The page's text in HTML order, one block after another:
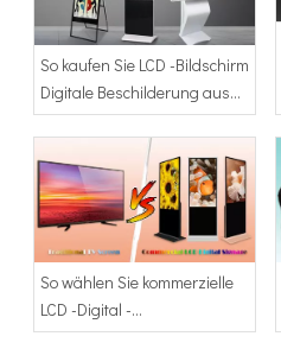
So kaufen Sie LCD -Bildschirm
Digitale Beschilderung aus
China
So wählen Sie kommerzielle
LCD -Digital -
Beschilderungen gegen TV -